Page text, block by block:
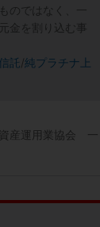
のではなく、一
金を割り込む事
託 /純プラチナ上
産運用業協会 一